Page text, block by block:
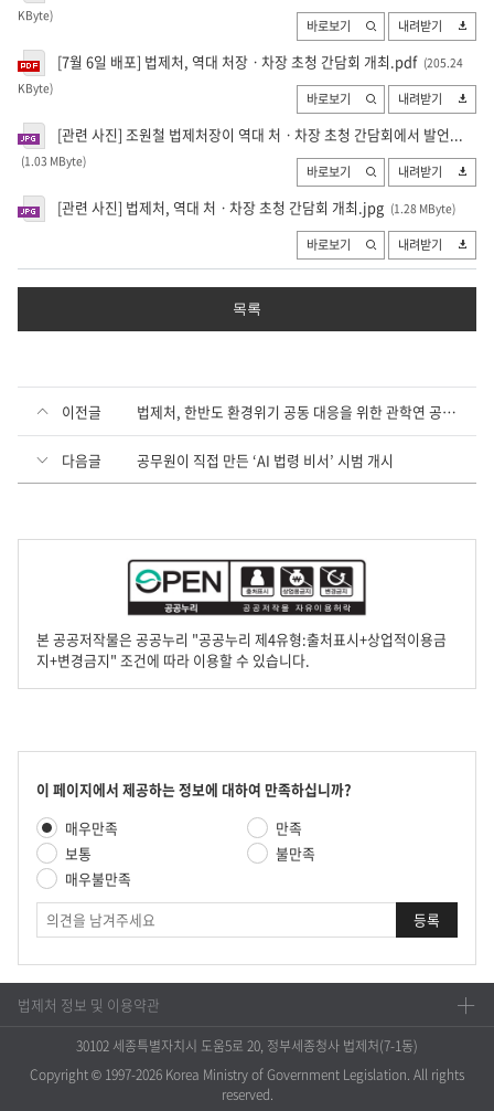
KByte)
바로보기 내려받기
[7월 6일 배포] 법제처, 역대 처장ㆍ차장 초청 간담회 개최.pdf (205.24
KByte)
바로보기 내려받기
[관련 사진] 조원철 법제처장이 역대 처ㆍ차장 초청 간담회에서 발언...
(1.03 MByte)
바로보기 내려받기
[관련 사진] 법제처, 역대 처ㆍ차장 초청 간담회 개최.jpg (1.28 MByte)
바로보기 내려받기
목록
이전글 법제처, 한반도 환경위기 공동 대응을 위한 관학연 공동학술대회 개최
다음글 공무원이 직접 만든 ‘AI 법령 비서’ 시범 개시
본 공공저작물은 공공누리 "공공누리 제4유형:출처표시+상업적이용금
지+변경금지" 조건에 따라 이용할 수 있습니다.
콘
츠
만
족
도
조
사
이 페이지에서 제공하는 정보에 대하여 만족하십니까?
만
족
도
평
가
매우만족
만족
보통
불만족
매우불만족
견
법제처 정보 및 이용약관
30102 세종특별자치시 도움5로 20, 정부세종청사 법제처(7-1동)
Copyright © 1997-2026 Korea Ministry of Government Legislation. All rights
reserved.